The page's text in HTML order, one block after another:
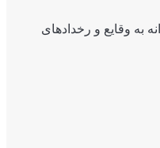
به وقایع و رخدادهای